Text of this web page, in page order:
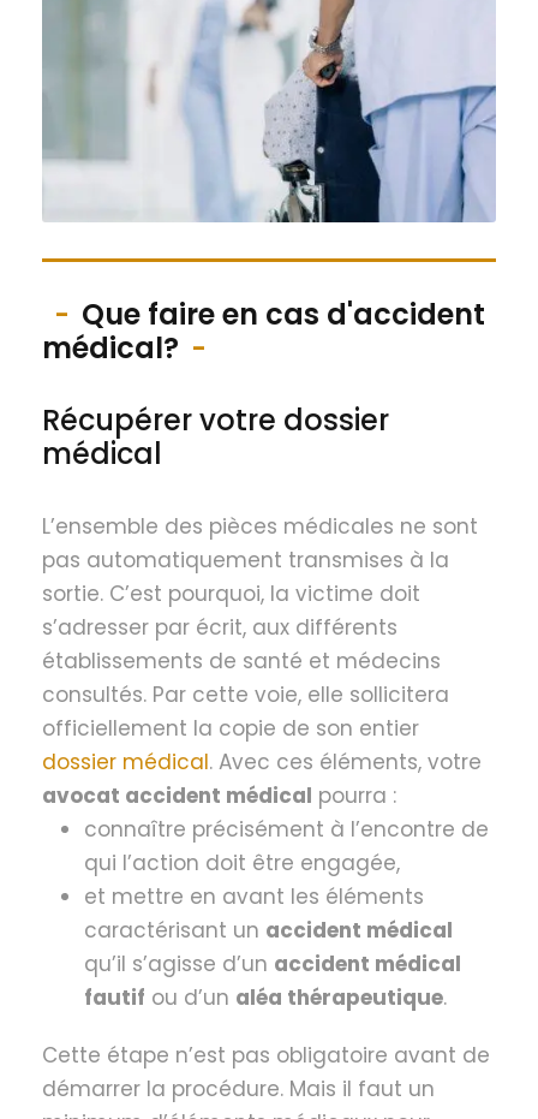
Que faire en cas d'accident
médical?
Récupérer votre dossier
médical
L’ensemble des pièces médicales ne sont
pas automatiquement transmises à la
sortie. C’est pourquoi, la victime doit
s’adresser par écrit, aux différents
établissements de santé et médecins
consultés. Par cette voie, elle sollicitera
officiellement la copie de son entier
dossier médical. Avec ces éléments, votre
avocat accident médical pourra :
connaître précisément à l’encontre de
qui l’action doit être engagée,
et mettre en avant les éléments
caractérisant un accident médical
qu’il s’agisse d’un accident médical
fautif ou d’un aléa thérapeutique.
Cette étape n’est pas obligatoire avant de
démarrer la procédure. Mais il faut un